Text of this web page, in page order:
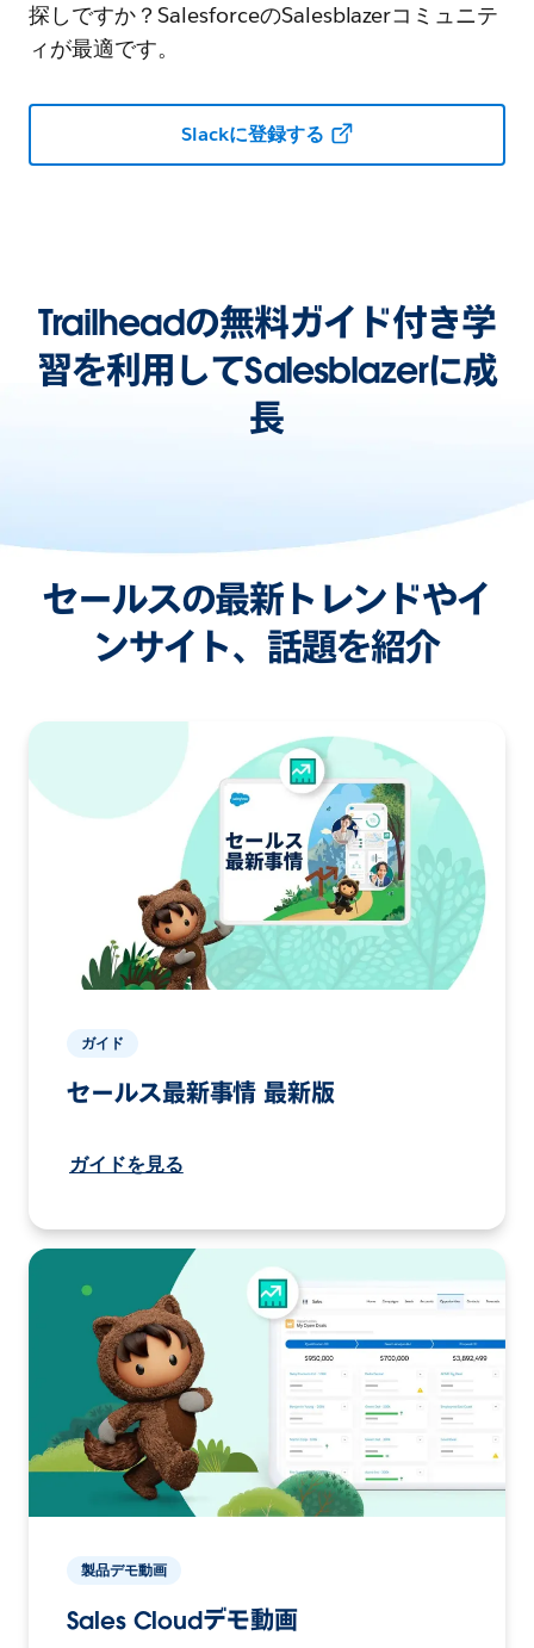
探しですか？SalesforceのSalesblazerコミュニテ
ィが最適です。
Slackに登録する
Trailheadの無料ガイド付き学
習を利用してSalesblazerに成
長
セールスの最新トレンドやイ
ンサイト、話題を紹介
ガイド
セールス最新事情 最新版
ガイドを見る
製品デモ動画
Sales Cloudデモ動画